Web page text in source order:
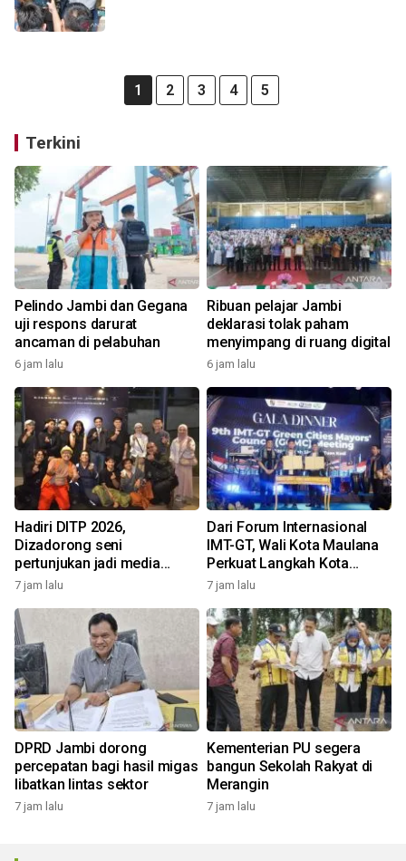
1 2 3 4 5
Terkini
Pelindo Jambi dan Gegana
uji respons darurat
ancaman di pelabuhan
6 jam lalu
Ribuan pelajar Jambi
deklarasi tolak paham
menyimpang di ruang digital
6 jam lalu
Hadiri DITP 2026,
Dizadorong seni
pertunjukan jadi media
edukasi Kota Ramah
7 jam lalu
Dari Forum Internasional
IMT-GT, Wali Kota Maulana
Perkuat Langkah Kota
Jambi Menuju Green City
7 jam lalu
DPRD Jambi dorong
percepatan bagi hasil migas
libatkan lintas sektor
7 jam lalu
Kementerian PU segera
bangun Sekolah Rakyat di
Merangin
7 jam lalu